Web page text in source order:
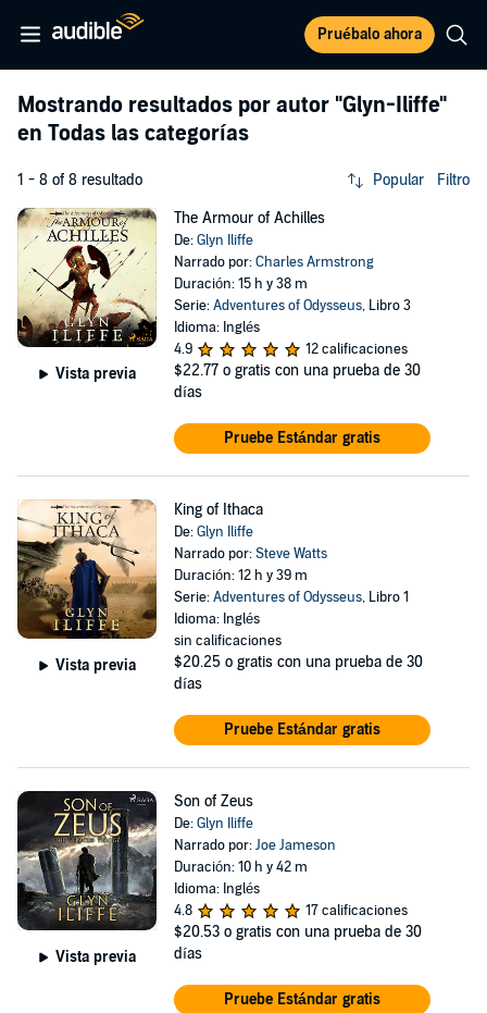
Pruébalo ahora
Mostrando resultados por autor "Glyn-Iliffe"
en Todas las categorías
1 - 8 of 8 resultado Popular Filtro
Vista previa
The Armour of Achilles
De:Glyn Iliffe
Narrado por:Charles Armstrong
Duración: 15 h y 38 m
Serie:Adventures of Odysseus, Libro 3
Idioma: Inglés
4.9
12 calificaciones
$22.77 o gratis con una prueba de 30
días
Pruebe Estándar gratis
Vista previa
King of Ithaca
De:Glyn Iliffe
Narrado por:Steve Watts
Duración: 12 h y 39 m
Serie:Adventures of Odysseus, Libro 1
Idioma: Inglés
sin calificaciones
$20.25 o gratis con una prueba de 30
días
Pruebe Estándar gratis
Vista previa
Son of Zeus
De:Glyn Iliffe
Narrado por:Joe Jameson
Duración: 10 h y 42 m
Idioma: Inglés
4.8
17 calificaciones
$20.53 o gratis con una prueba de 30
días
Pruebe Estándar gratis